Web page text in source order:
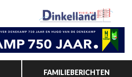
FAMILIEBERICHTEN